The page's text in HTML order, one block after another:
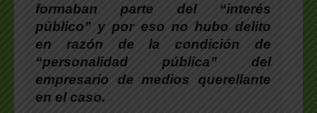
formaban parte del “interés
público” y por eso no hubo delito
en razón de la condición de
“personalidad pública” del
empresario de medios querellante
en el caso.